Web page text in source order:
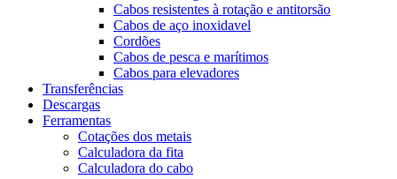
Cabos resistentes à rotação e antitorsão
Cabos de aço inoxidavel
Cordões
Cabos de pesca e marítimos
Cabos para elevadores
Transferências
Descargas
Ferramentas
Cotações dos metais
Calculadora da fita
Calculadora do cabo